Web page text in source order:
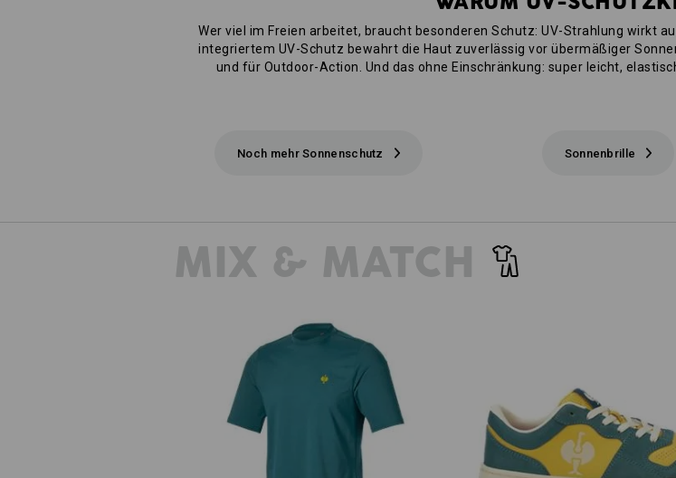
Wer viel im Freien arbeitet, braucht besonderen Schutz: UV-Strahlung wirkt
integriertem UV-Schutz bewahrt die Haut zuverlässig vor übermäßiger
und für Outdoor-Action. Und das ohne Einschränkung: super leicht,
Noch mehr Sonnenschutz Sonnenbrille
MIX & MATCH
Funktions T-Shirt UV e.s.trail
S1 Sicherheitshalbschuhe
Eindhoven low